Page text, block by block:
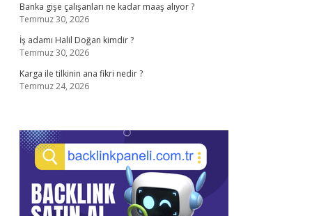
Banka gişe çalışanları ne kadar maaş alıyor ?
Temmuz 30, 2026
İş adamı Halil Doğan kimdir ?
Temmuz 30, 2026
Karga ile tilkinin ana fikri nedir ?
Temmuz 24, 2026